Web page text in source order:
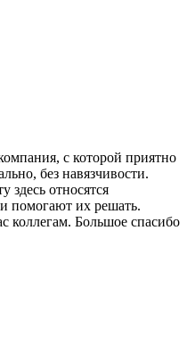
с которой приятно
без навязчивости.
здесь относятся
помогают их решать.
коллегам. Большое спасибо